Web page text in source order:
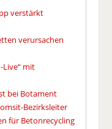
verstärkt
verursachen
Live“ mit
bei Botament
Bezirksleiter
für Betonrecycling